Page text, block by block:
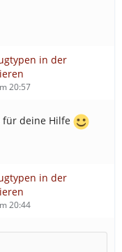
in der
20:57
für deine Hilfe
in der
20:44